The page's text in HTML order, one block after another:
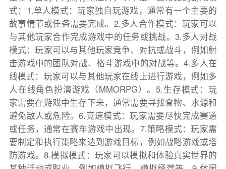
式：1.单人模式：玩家独自玩游戏，通常有一个主要的
故事情节或任务需要完成。2.多人合作模式：玩家可以
与其他玩家合作完成游戏中的任务或挑战。3.多人对战
模式：玩家可以与其他玩家竞争、对抗或战斗，例如射
击游戏中的团队对战、格斗游戏中的对战等。4.多人在
线模式：玩家可以与其他玩家在线上进行游戏，例如多
人在线角色扮演游戏（MMORPG）。5.生存模式：玩
家需要在游戏中生存下来，通常需要寻找食物、水源和
避免敌人或危险。6.竞速模式：玩家需要尽快完成赛道
或任务，通常在赛车游戏中出现。7.策略模式：玩家需
要制定和执行策略来达到游戏目标，例如战略游戏或塔
防游戏。8.模拟模式：玩家可以模拟和体验真实世界的